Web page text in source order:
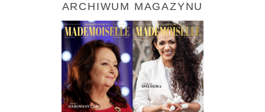
ARCHIWUM MAGAZYNU